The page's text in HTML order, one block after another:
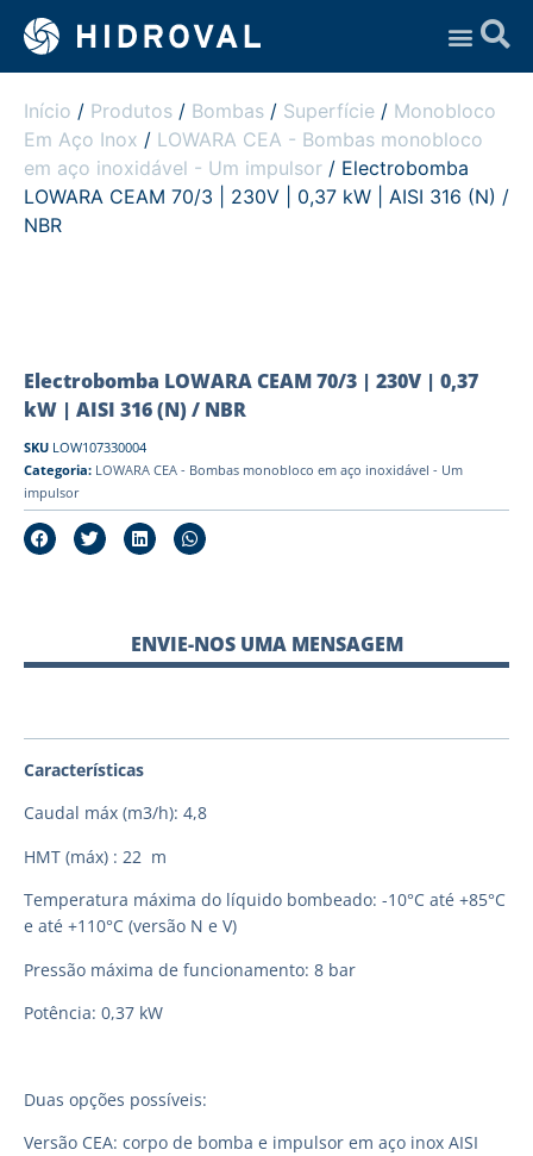
Início / Produtos / Bombas / Superfície / Monobloco
Em Aço Inox / LOWARA CEA - Bombas monobloco
em aço inoxidável - Um impulsor / Electrobomba
LOWARA CEAM 70/3 | 230V | 0,37 kW | AISI 316 (N) /
NBR
Electrobomba LOWARA CEAM 70/3 | 230V | 0,37
kW | AISI 316 (N) / NBR
SKU LOW107330004
Categoria: LOWARA CEA - Bombas monobloco em aço inoxidável - Um
impulsor
ENVIE-NOS UMA MENSAGEM
Características
Caudal máx (m3/h): 4,8
HMT (máx) : 22 m
Temperatura máxima do líquido bombeado: -10°C até +85°C
e até +110°C (versão N e V)
Pressão máxima de funcionamento: 8 bar
Potência: 0,37 kW
Duas opções possíveis:
Versão CEA: corpo de bomba e impulsor em aço inox AISI